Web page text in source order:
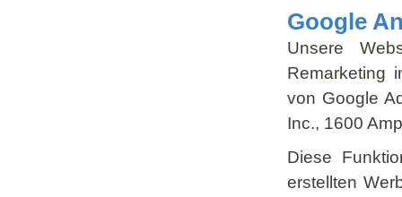
Google
Unsere
Remarketing
von Google
Inc., 1600
Diese
erstellten